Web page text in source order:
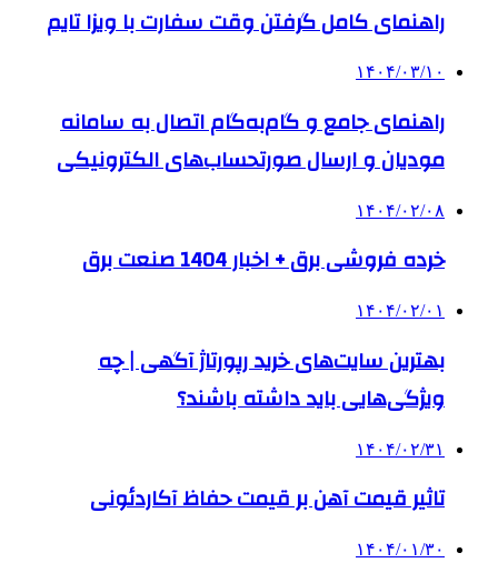
راهنمای کامل گرفتن وقت سفارت با ویزا تایم
۱۴۰۴/۰۳/۱۰
راهنمای جامع و گام‌به‌گام اتصال به سامانه
مودیان و ارسال صورتحساب‌های الکترونیکی
۱۴۰۴/۰۲/۰۸
خرده فروشی برق + اخبار 1404 صنعت برق
۱۴۰۴/۰۲/۰۱
بهترین سایت‌های خرید رپورتاژ آگهی | چه
ویژگی‌هایی باید داشته باشند؟
۱۴۰۴/۰۲/۳۱
تاثیر قیمت آهن بر قیمت حفاظ آکاردئونی
۱۴۰۴/۰۱/۳۰